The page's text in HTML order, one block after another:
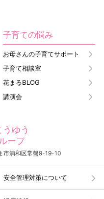
子育ての悩み
お母さんの子育てサポート
子育て相談室
花まるBLOG
講演会
ゆう
ープ
市浦和区常盤9-19-10
安全管理対策について